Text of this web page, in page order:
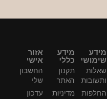
מידע
שימושי
שאלות
ותשובות
החלפות
מידע
כללי
תקנון
האתר
מדיניות
אזור
אישי
החשבון
שלי
עדכון